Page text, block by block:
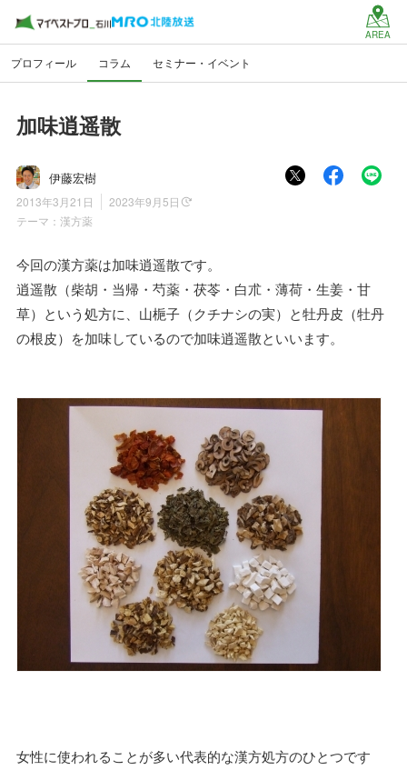
AREA
プロフィール コラム セミナー・イベント
加味逍遥散
伊藤宏樹
2013年3月21日
2023年9月5日
テーマ： 漢方薬
今回の漢方薬は加味逍遥散です。
逍遥散（柴胡・当帰・芍薬・茯苓・白朮・薄荷・生姜・甘
草）という処方に、山梔子（クチナシの実）と牡丹皮（牡丹
の根皮）を加味しているので加味逍遥散といいます。
女性に使われることが多い代表的な漢方処方のひとつです